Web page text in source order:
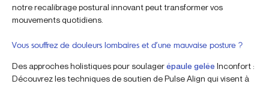
notre recalibrage postural innovant peut transformer vos
mouvements quotidiens.
Vous souffrez de douleurs lombaires et d’une mauvaise posture ?
Des approches holistiques pour soulagerépaule gelée Inconfort :
Découvrez les techniques de soutien de Pulse Align qui visent à